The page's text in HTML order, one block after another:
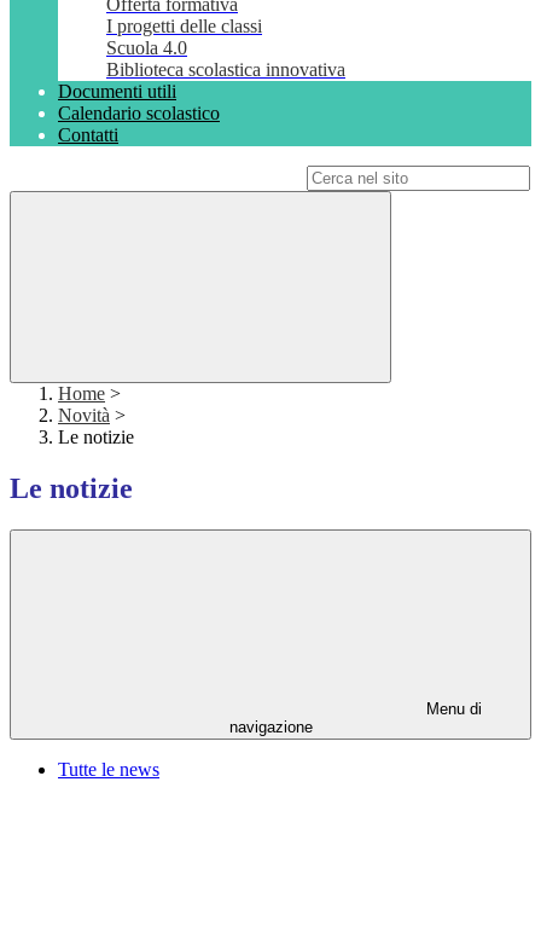
Offerta formativa
I progetti delle classi
Scuola 4.0
Biblioteca scolastica innovativa
Documenti utili
Calendario scolastico
Contatti
Home >
Novità >
Le notizie
Le notizie
Menu di
navigazione
Tutte le news